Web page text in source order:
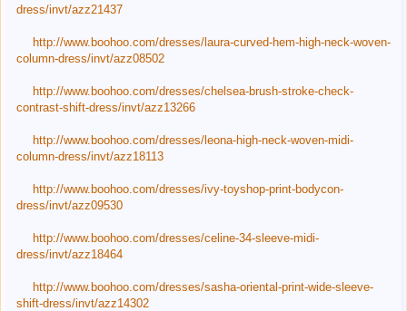
dress/invt/azz21437
http://www.boohoo.com/dresses/laura-curved-hem-high-neck-woven-
column-dress/invt/azz08502
http://www.boohoo.com/dresses/chelsea-brush-stroke-check-
contrast-shift-dress/invt/azz13266
http://www.boohoo.com/dresses/leona-high-neck-woven-midi-
column-dress/invt/azz18113
http://www.boohoo.com/dresses/ivy-toyshop-print-bodycon-
dress/invt/azz09530
http://www.boohoo.com/dresses/celine-34-sleeve-midi-
dress/invt/azz18464
http://www.boohoo.com/dresses/sasha-oriental-print-wide-sleeve-
shift-dress/invt/azz14302